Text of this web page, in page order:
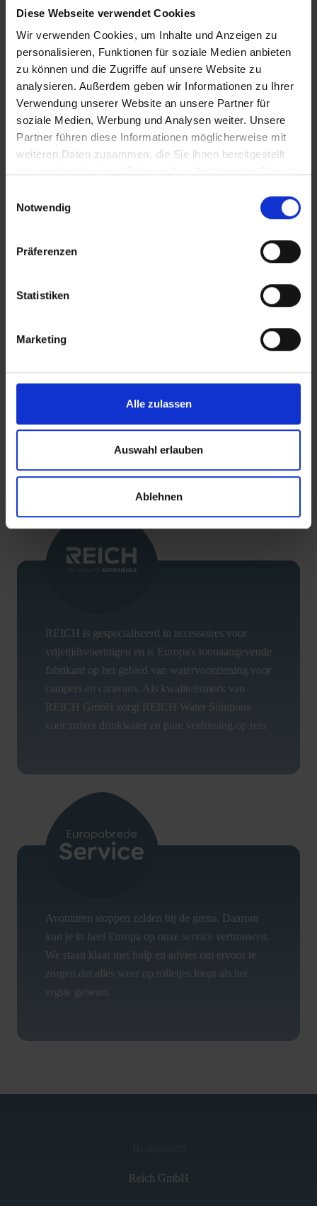
Diese Webseite verwendet Cookies
Wir verwenden Cookies, um Inhalte und Anzeigen zu
personalisieren, Funktionen für soziale Medien anbieten
zu können und die Zugriffe auf unsere Website zu
analysieren. Außerdem geben wir Informationen zu Ihrer
Verwendung unserer Website an unsere Partner für
soziale Medien, Werbung und Analysen weiter. Unsere
Partner führen diese Informationen möglicherweise mit
weiteren Daten zusammen, die Sie ihnen bereitgestellt
Notwendig
Präferenzen
Statistiken
Marketing
Alle zulassen
Auswahl erlauben
Ablehnen
Waterkranen
REICH is gespecialiseerd in accessoires voor
vrijetijdsvoertuigen en is Europa's toonaangevende
fabrikant op het gebied van watervoorziening voor
campers en caravans. Als kwaliteitsmerk van
REICH GmbH zorgt REICH Water Solutions
voor zuiver drinkwater en pure verfrissing op reis.
Avonturen stoppen zelden bij de grens. Daarom
kun je in heel Europa op onze service vertrouwen.
We staan klaar met hulp en advies om ervoor te
zorgen dat alles weer op rolletjes loopt als het
ergste gebeurt.
Reich GmbH